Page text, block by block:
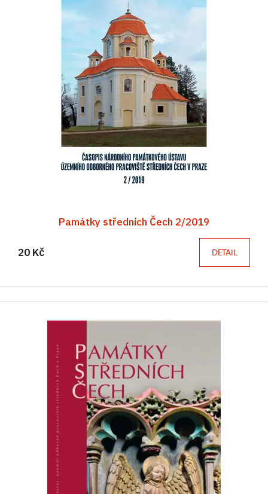
Památky středních Čech 2/2019
20 Kč DETAIL